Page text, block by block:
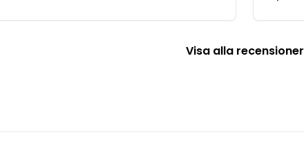
Visa alla recensioner